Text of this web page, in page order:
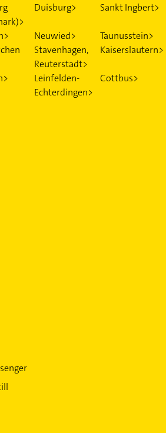
Duisburg> Sankt Ingbert>
Neuwied>
Taunusstein>
Stavenhagen,
Reuterstadt>
Kaiserslautern>
Leinfelden-
Echterdingen>
Cottbus>